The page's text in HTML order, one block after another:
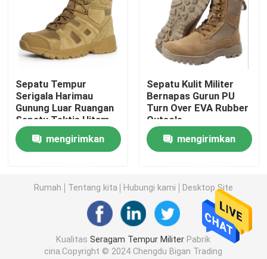
Rompi Taktis Militer
Sepatu Bot Kulit Militer
Sepatu Gaun Militer
Perlengkapan Berkemah Militer
Perlengkapan Memancing Luar Ruangan
Sarung Tangan Berkuda Tahan Air
Sepatu Tempur
Serigala Harimau
Gunung Luar Ruangan
Sepatu Taktis Hitam
Mid-Top
mengirimkan
Sepatu Kulit Militer
Bernapas Gurun PU
Turn Over EVA Rubber
Outsole
mengirimkan
Rumah Tentang kita Hubungi kami Desktop Site
KualitasSeragam Tempur Militer Pabrik
cina.Copyright © 2024 Chengdu Bigan Trading